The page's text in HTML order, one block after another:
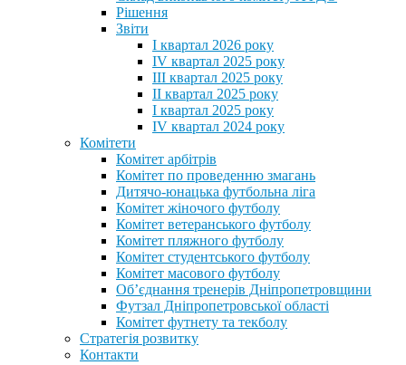
Рішення
Звіти
I квартал 2026 року
IV квартал 2025 року
III квартал 2025 року
II квартал 2025 року
I квартал 2025 року
IV квартал 2024 року
Комітети
Комітет арбітрів
Комітет по проведенню змагань
Дитячо-юнацька футбольна ліга
Комітет жіночого футболу
Комітет ветеранського футболу
Комітет пляжного футболу
Комітет студентського футболу
Комітет масового футболу
Обʼєднання тренерів Дніпропетровщини
Футзал Дніпропетровської області
Комітет футнету та текболу
Стратегія розвитку
Контакти